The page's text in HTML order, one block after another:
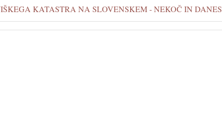
KATASTRA NA SLOVENSKEM - NEKOČ IN DANES